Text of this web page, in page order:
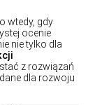
wtedy, gdy
ocenie
nie tylko dla
z rozwiązań
dla rozwoju